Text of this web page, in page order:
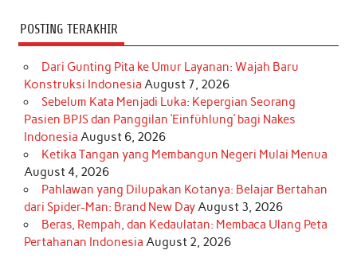
POSTING TERAKHIR
Dari Gunting Pita ke Umur Layanan: Wajah Baru
Konstruksi Indonesia August 7, 2026
Sebelum Kata Menjadi Luka: Kepergian Seorang
Pasien BPJS dan Panggilan ‘Einfühlung’ bagi Nakes
Indonesia August 6, 2026
Ketika Tangan yang Membangun Negeri Mulai Menua
August 4, 2026
Pahlawan yang Dilupakan Kotanya: Belajar Bertahan
dari Spider-Man: Brand New DayAugust 3, 2026
Beras, Rempah, dan Kedaulatan: Membaca Ulang Peta
Pertahanan Indonesia August 2, 2026